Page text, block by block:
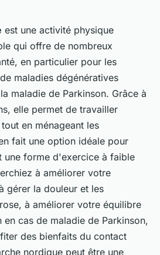
est une activité physique
qui offre de nombreux
en particulier pour les
maladies dégénératives
maladie de Parkinson. Grâce à
elle permet de travailler
en ménageant les
fait une option idéale pour
une forme d'exercice à faible
à améliorer votre
gérer la douleur et les
à améliorer votre équilibre
cas de maladie de Parkinson,
des bienfaits du contact
nordique peut être une